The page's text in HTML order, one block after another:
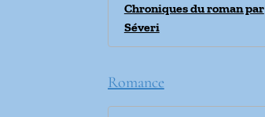
Chroniques du roman par
Séveri
Romance